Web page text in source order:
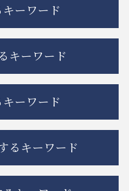
ーワード
キーワード
ーワード
るキーワード